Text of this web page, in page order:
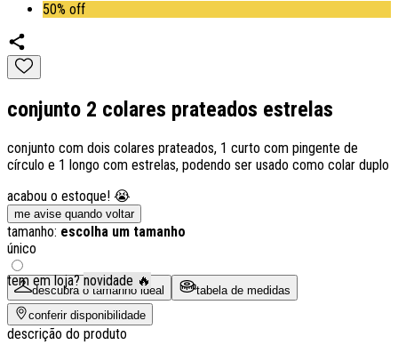
50% off
conjunto 2 colares prateados estrelas
conjunto com dois colares prateados, 1 curto com pingente de
círculo e 1 longo com estrelas, podendo ser usado como colar duplo
acabou o estoque! 😭
me avise quando voltar
tamanho: escolha um tamanho
único
descubra o tamanho ideal tabela de medidas
tem em loja? novidade 🔥
conferir disponibilidade
descrição do produto